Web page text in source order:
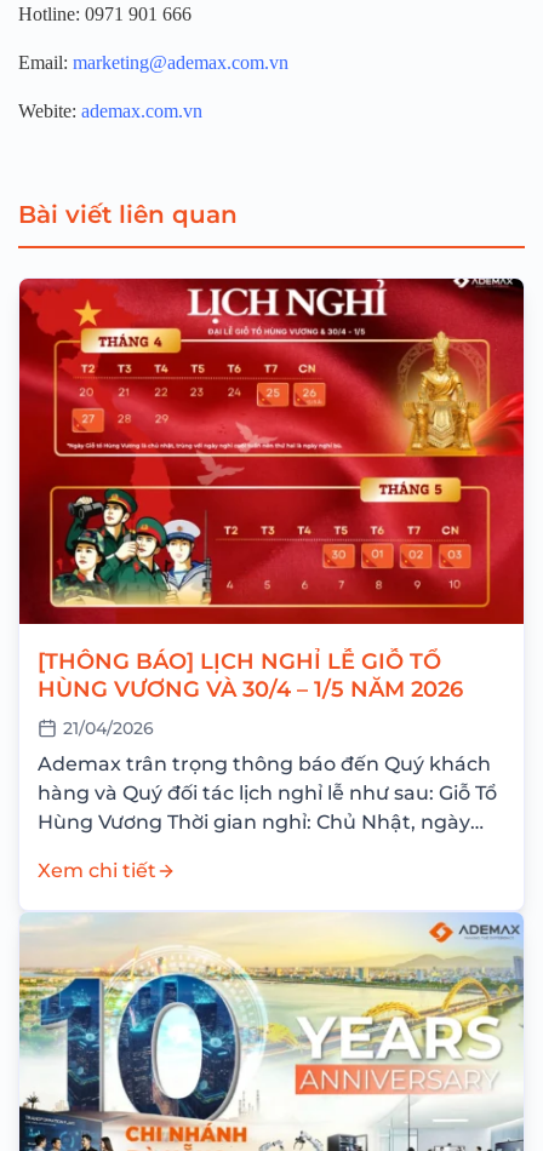
Hotline: 0971 901 666
Email: marketing@ademax.com.vn
Webite: ademax.com.vn
Bài viết liên quan
[THÔNG BÁO] LỊCH NGHỈ LỄ GIỖ TỔ
HÙNG VƯƠNG VÀ 30/4 – 1/5 NĂM 2026
21/04/2026
Ademax trân trọng thông báo đến Quý khách
hàng và Quý đối tác lịch nghỉ lễ như sau: Giỗ Tổ
Hùng Vương Thời gian nghỉ: Chủ Nhật, ngày
Xem chi tiết